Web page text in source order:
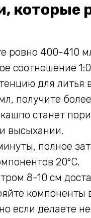
которые
ровно 400-410
соотношение
для литья
получите
кашпо станет
высыхании.
полное
20°C.
8-10 см
если делаете